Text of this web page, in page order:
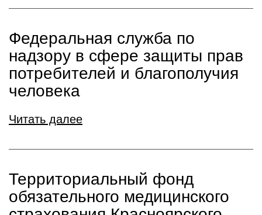
Федеральная служба по
надзору в сфере защиты прав
потребителей и благополучия
человека
Читать далее
Территориальный фонд
обязательного медицинского